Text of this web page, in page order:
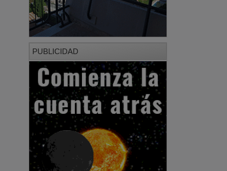
PUBLICIDAD